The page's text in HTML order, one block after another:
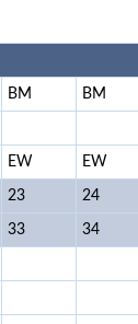
BM BM
EW EW
23 24
33 34